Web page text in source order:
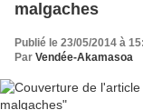
malgaches
Publié le 23/05/2014 à
Par Vendée-Akamasoa